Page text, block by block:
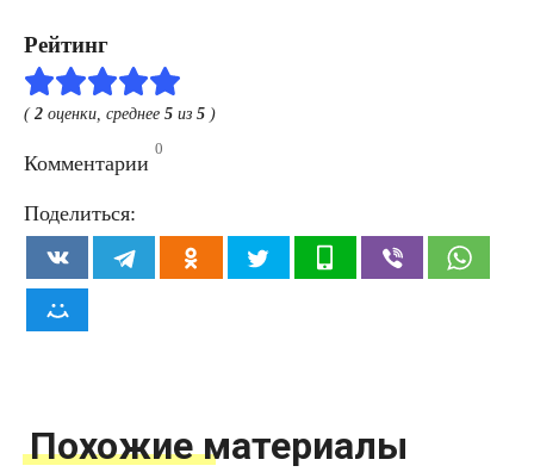
Рейтинг
(2 оценки, среднее 5 из 5 )
Комментарии
0
Поделиться:
Похожие материалы